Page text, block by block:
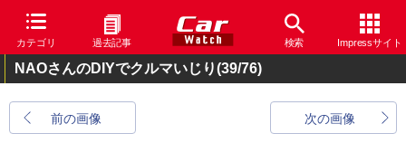
カテゴリ 過去記事 検索 Impressサイト
NAOさんのDIYでクルマいじり(39/76)
前の画像 次の画像